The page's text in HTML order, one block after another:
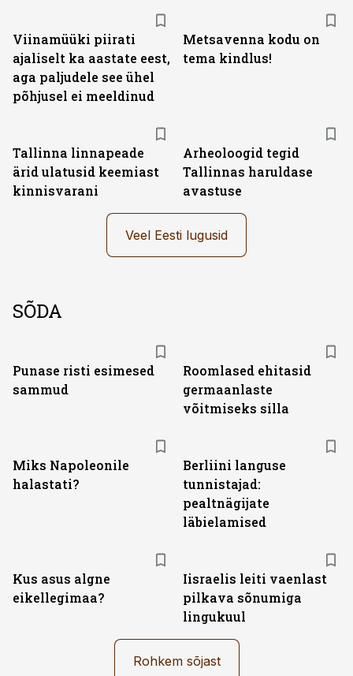
Viinamüüki piirati
ajaliselt ka aastate eest,
aga paljudele see ühel
põhjusel ei meeldinud
Metsavenna kodu on
tema kindlus!
Tallinna linnapeade
ärid ulatusid keemiast
kinnisvarani
Arheoloogid tegid
Tallinnas haruldase
avastuse
Veel Eesti lugusid
SÕDA
Punase risti esimesed
sammud
Roomlased ehitasid
germaanlaste
võitmiseks silla
Miks Napoleonile
halastati?
Berliini languse
tunnistajad:
pealtnägijate
läbielamised
Kus asus algne
eikellegimaa?
Iisraelis leiti vaenlast
pilkava sõnumiga
lingukuul
Rohkem sõjast